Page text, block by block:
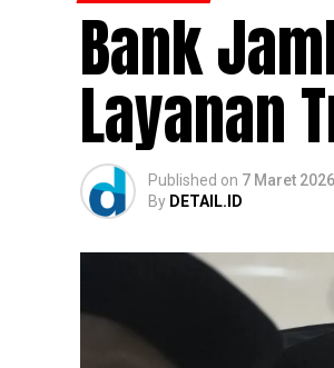
Bank
Layanan
Published on 7 Maret 2026
By DETAIL.ID